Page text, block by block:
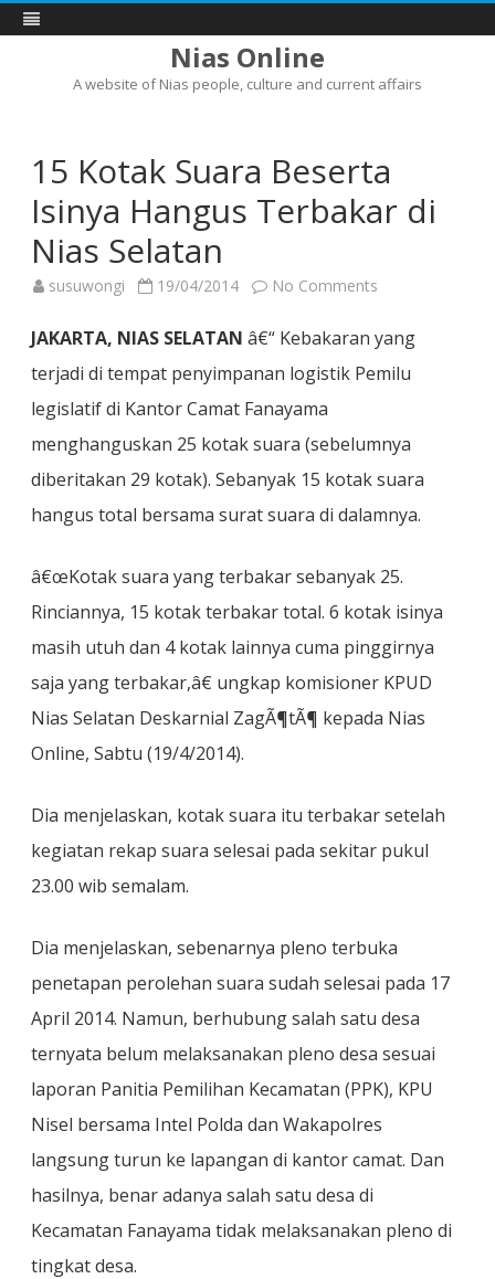
Nias Online
A website of Nias people, culture and current affairs
15 Kotak Suara Beserta
Isinya Hangus Terbakar di
Nias Selatan
susuwongi 19/04/2014 No Comments
Suara
Beserta
Isinya
Hangus
Selatan
JAKARTA, NIAS SELATAN â€“ Kebakaran yang
terjadi di tempat penyimpanan logistik Pemilu
legislatif di Kantor Camat Fanayama
menghanguskan 25 kotak suara (sebelumnya
diberitakan 29 kotak). Sebanyak 15 kotak suara
hangus total bersama surat suara di dalamnya.
â€œKotak suara yang terbakar sebanyak 25.
Rinciannya, 15 kotak terbakar total. 6 kotak isinya
masih utuh dan 4 kotak lainnya cuma pinggirnya
saja yang terbakar,â€ ungkap komisioner KPUD
Nias Selatan Deskarnial ZagÃ¶tÃ¶ kepada Nias
Online, Sabtu (19/4/2014).
Dia menjelaskan, kotak suara itu terbakar setelah
kegiatan rekap suara selesai pada sekitar pukul
23.00 wib semalam.
Dia menjelaskan, sebenarnya pleno terbuka
penetapan perolehan suara sudah selesai pada 17
April 2014. Namun, berhubung salah satu desa
ternyata belum melaksanakan pleno desa sesuai
laporan Panitia Pemilihan Kecamatan (PPK), KPU
Nisel bersama Intel Polda dan Wakapolres
langsung turun ke lapangan di kantor camat. Dan
hasilnya, benar adanya salah satu desa di
Kecamatan Fanayama tidak melaksanakan pleno di
tingkat desa.